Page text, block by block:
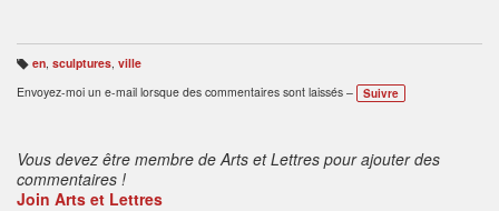
B
ali
s
en, sculptures, ville
Envoyez-moi un e-mail lorsque des commentaires sont laissés –
Suivre
Vous devez être membre de Arts et Lettres pour ajouter des
commentaires !
Join Arts et Lettres